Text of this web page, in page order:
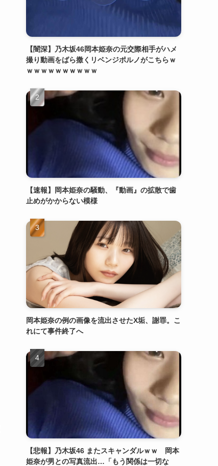
【闇深】乃木坂46岡本姫奈の元交際相手がハメ
撮り動画をばら撒くリベンジポルノがこちらｗ
ｗｗｗｗｗｗｗｗｗｗ
【速報】岡本姫奈の騒動、『動画』の拡散で歯
止めがかからない模様
岡本姫奈の例の画像を流出させたX垢、謝罪。こ
れにて事件終了へ
【悲報】乃木坂46 またスキャンダルｗｗ 岡本
姫奈が男との写真流出…「もう関係は一切な